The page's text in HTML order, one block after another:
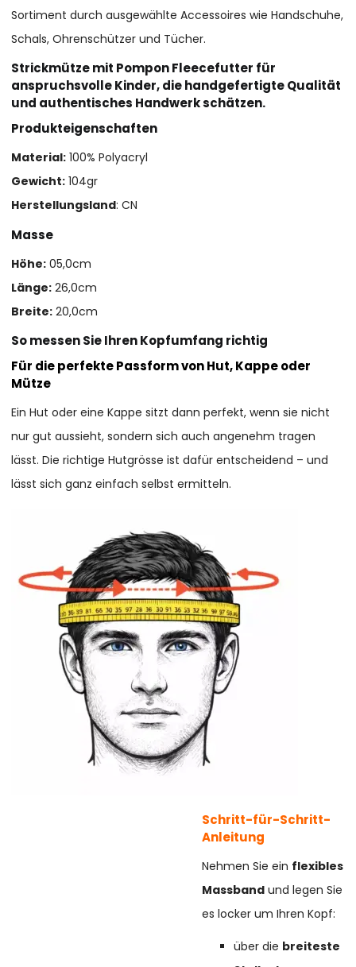
Sortiment durch ausgewählte Accessoires wie Handschuhe,
Schals, Ohrenschützer und Tücher.
Strickmütze mit Pompon Fleecefutter für
anspruchsvolle Kinder, die handgefertigte Qualität
und authentisches Handwerk schätzen.
Produkteigenschaften
Material: 100% Polyacryl
Gewicht: 104gr
Herstellungsland: CN
Masse
Höhe: 05,0cm
Länge: 26,0cm
Breite: 20,0cm
So messen Sie Ihren Kopfumfang richtig
Für die perfekte Passform von Hut, Kappe oder
Mütze
Ein Hut oder eine Kappe sitzt dann perfekt, wenn sie nicht
nur gut aussieht, sondern sich auch angenehm tragen
lässt. Die richtige Hutgrösse ist dafür entscheidend – und
lässt sich ganz einfach selbst ermitteln.
Schritt-für-Schritt-
Anleitung
Nehmen Sie ein flexibles
Massband und legen Sie
es locker um Ihren Kopf:
über die breiteste